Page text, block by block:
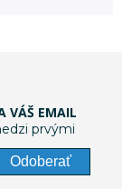
VÁŠ EMAIL
prvými
Odoberať